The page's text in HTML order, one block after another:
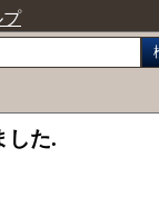
プ
した.